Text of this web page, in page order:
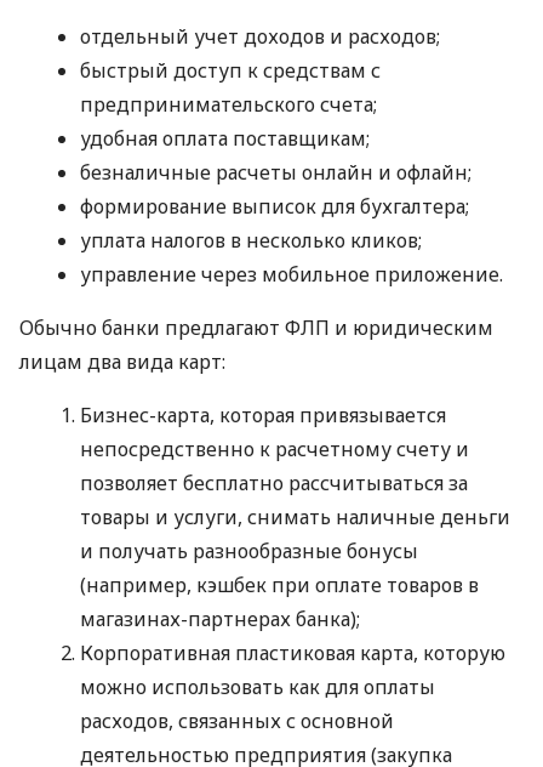
отдельный учет доходов и расходов;
быстрый доступ к средствам с
предпринимательского счета;
удобная оплата поставщикам;
безналичные расчеты онлайн и офлайн;
формирование выписок для бухгалтера;
уплата налогов в несколько кликов;
управление через мобильное приложение.
Обычно банки предлагают ФЛП и юридическим
лицам два вида карт:
Бизнес-карта, которая привязывается
непосредственно к расчетному счету и
позволяет бесплатно рассчитываться за
товары и услуги, снимать наличные деньги
и получать разнообразные бонусы
(например, кэшбек при оплате товаров в
магазинах-партнерах банка);
Корпоративная пластиковая карта, которую
можно использовать как для оплаты
расходов, связанных с основной
деятельностью предприятия (закупка